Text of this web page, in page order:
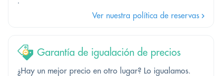
Ver nuestra política de reservas
Garantía de igualación de precios
¿Hay un mejor precio en otro lugar? Lo igualamos.